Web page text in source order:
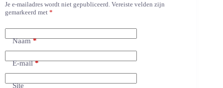
Je e-mailadres wordt niet gepubliceerd. Vereiste velden zijn
gemarkeerd met *
Naam*
E-mail*
Site